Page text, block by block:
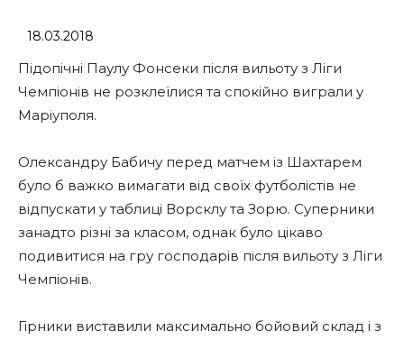
18.03.2018
Підопічні Паулу Фонсеки після вильоту з Ліги
Чемпіонів не розклеїлися та спокійно виграли у
Маріуполя.
Олександру Бабичу перед матчем із Шахтарем
було б важко вимагати від своїх футболістів не
відпускати у таблиці Ворсклу та Зорю. Суперники
занадто різні за класом, однак було цікаво
подивитися на гру господарів після вильоту з Ліги
Чемпіонів.
Гірники виставили максимально бойовий склад і з